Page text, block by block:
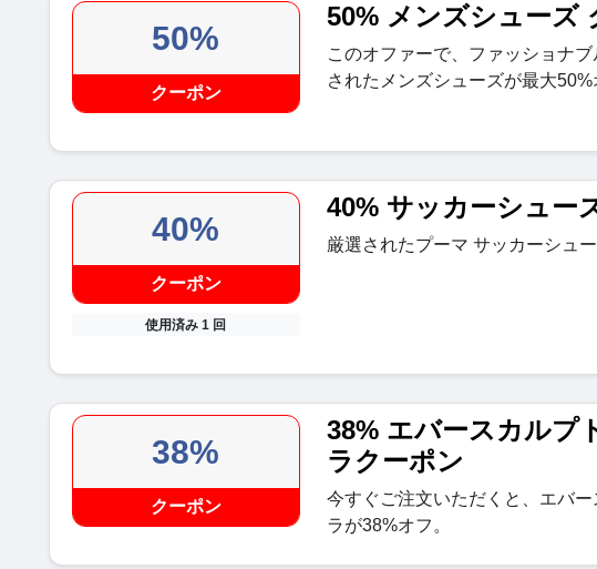
50%
クーポン
50% メンズシューズ
このオファーで、ファッショナ
されたメンズシューズが最大50%
40%
クーポン
使用済み 1 回
40% サッカーシュー
厳選されたプーマ サッカーシュー
38%
クーポン
38% エバースカルプ
ラクーポン
今すぐご注文いただくと、エバ
ラが38%オフ。